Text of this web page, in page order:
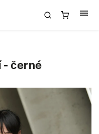
- černé